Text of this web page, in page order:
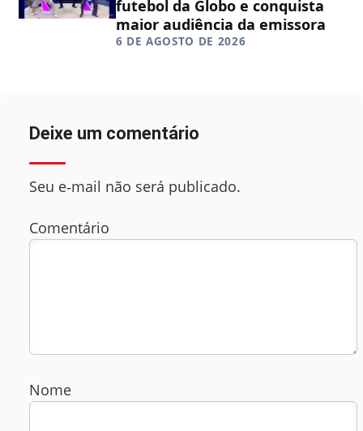
futebol da Globo e conquista
maior audiência da emissora
6 DE AGOSTO DE 2026
Deixe um comentário
Seu e‑mail não será publicado.
Comentário
Nome